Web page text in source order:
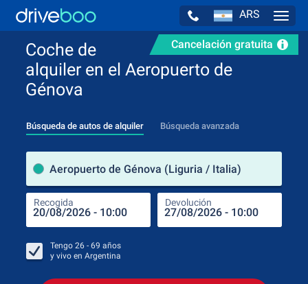
ARS
Cancelación gratuita
Coche de
alquiler en el Aeropuerto de
Génova
Búsqueda de autos de alquiler Búsqueda avanzada
Aeropuerto de Génova (Liguria / Italia)
Recogida Devolución
Tengo 26 - 69 años
y vivo en Argentina